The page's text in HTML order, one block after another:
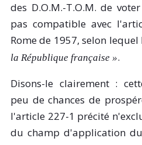
des D.O.M.-T.O.M. de
pas compatible avec
Rome de 1957, selon
la République française ».
Disons-le clairement :
peu de chances de
l'article 227-1 précité
du champ d'application